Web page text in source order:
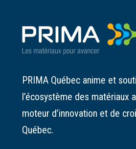
PRIMA Québec anime et
l’écosystème des matériaux
moteur d’innovation et de
Québec.